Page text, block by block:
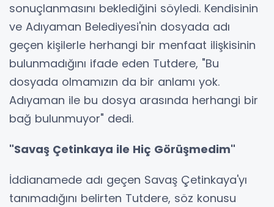
sonuçlanmasını beklediğini söyledi. Kendisinin
ve Adıyaman Belediyesi'nin dosyada adı
geçen kişilerle herhangi bir menfaat ilişkisinin
bulunmadığını ifade eden Tutdere, "Bu
dosyada olmamızın da bir anlamı yok.
Adıyaman ile bu dosya arasında herhangi bir
bağ bulunmuyor" dedi.
"Savaş Çetinkaya ile Hiç Görüşmedim"
İddianamede adı geçen Savaş Çetinkaya'yı
tanımadığını belirten Tutdere, söz konusu